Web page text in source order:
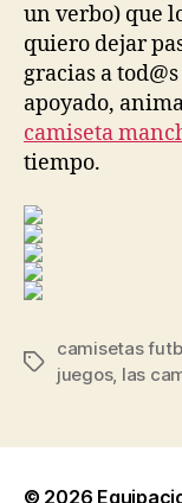
un verbo) que
quiero dejar
gracias a
apoyado,
camiseta
tiempo.
Etiquetas
camisetas
juegos, las
© 2026